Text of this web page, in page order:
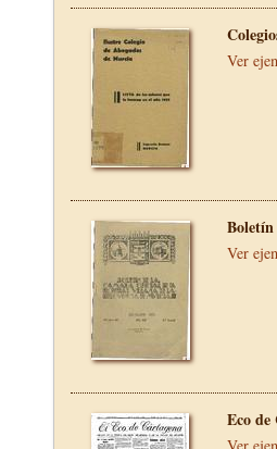
Ver
Ver
Eco